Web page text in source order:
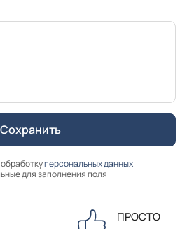
персональных данных
для заполнения поля
ПРОСТО